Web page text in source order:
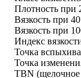
Плотность при
Вязкость при
Вязкость при
Индекс
Точка
Точка
TBN (щелочное